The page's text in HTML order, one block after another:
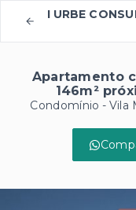
I URBE
Apartamento
146m²
Condomínio - Vila